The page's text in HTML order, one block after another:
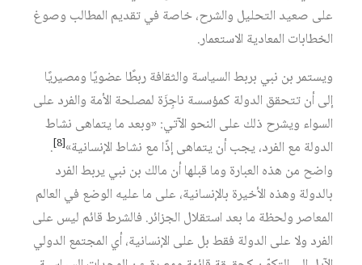
على صعيد التحليل والشرح، خاصة في تقديم المطالب وصوغ
الخطابات المعادية الاستعمار.
ويستمر بن نبي بربط السياسة والثقافة ربطًا عضويًا ومصيريًا
إلى أن تتحقق الدولة كمؤسسة ناجِزَة لمصلحة الأمة والفرد على
السواء ويشرح ذلك على النحو الآتي: «وبعد ما يتماهى نشاط
الدولة مع الفرد، يجب أن يتماهى إذًا مع نشاط الإنسانية»[8]
.
واضح من هذه العبارة وما قبلها أن مالك بن نبي يربط الفرد
بالدولة وهذه الأخيرة بالإنسانية، على ما عليه الوضع في العالم
المعاصر ولحظة ما بعد استقلال الجزائر. فالشرط قائم ليس على
الفرد ولا على الدولة فقط بل على الإنسانية، أي المجتمع الدولي